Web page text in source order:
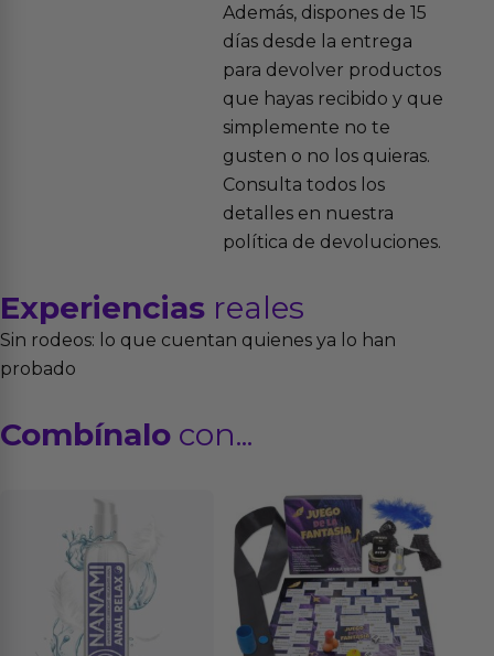
Además, dispones de 15
días desde la entrega
para devolver productos
que hayas recibido y que
simplemente no te
gusten o no los quieras.
Consulta todos los
detalles en nuestra
política de devoluciones.
Experiencias reales
Sin rodeos: lo que cuentan quienes ya lo han
probado
Combínalo con...